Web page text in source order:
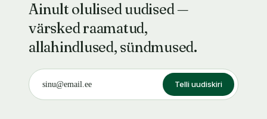
Ainult olulised uudised —
värsked raamatud,
allahindlused, sündmused.
Telli uudiskiri